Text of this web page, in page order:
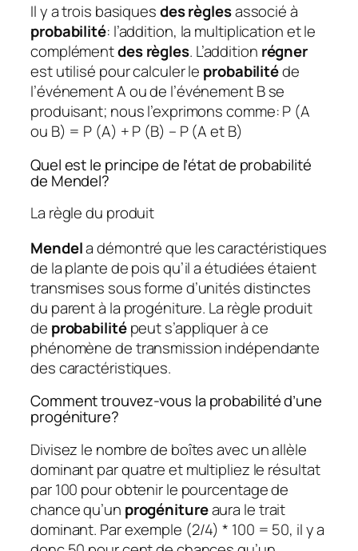
Il y a trois basiquesdes règlesassocié à
probabilité: l’addition, la multiplication et le
complémentdes règles. L’addition régner
est utilisé pour calculer le probabilitéde
l’événement A ou de l’événement B se
produisant; nous l’exprimons comme: P (A
ou B) = P (A) + P (B) – P (A et B)
Quel est le principe de l’état de probabilité
de Mendel?
La règle du produit
Mendela démontré que les caractéristiques
de la plante de pois qu’il a étudiées étaient
transmises sous forme d’unités distinctes
du parent à la progéniture. La règle produit
de probabilitépeut s’appliquer à ce
phénomène de transmission indépendante
des caractéristiques.
Comment trouvez-vous la probabilité d’une
progéniture?
Divisez le nombre de boîtes avec un allèle
dominant par quatre et multipliez le résultat
par 100 pour obtenir le pourcentage de
chance qu’un progénitureaura le trait
dominant. Par exemple (2/4) * 100 = 50, il y a